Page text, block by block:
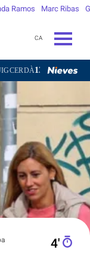
Ramos Marc Ribas
CA
13,1°FIGUERES25,9°
4′